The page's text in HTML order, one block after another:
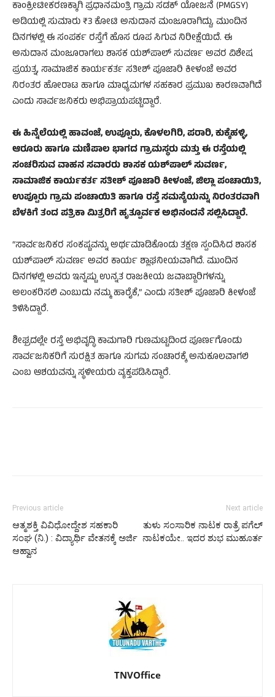
ಕಾಂಕ್ರೀಟೀಕರಣಕ್ಕಾಗಿ ಪ್ರಧಾನಮಂತ್ರಿ ಗ್ರಾಮ ಸಡಕ್ ಯೋಜನೆ (PMGSY)
ಅಡಿಯಲ್ಲಿ ಸುಮಾರು ₹3 ಕೋಟಿ ಅನುದಾನ ಮಂಜೂರಾಗಿದ್ದು, ಮುಂದಿನ
ದಿನಗಳಲ್ಲಿ ಈ ಸಂಪರ್ಕ ರಸ್ತೆಗೆ ಹೊಸ ರೂಪ ಸಿಗುವ ನಿರೀಕ್ಷೆಯಿದೆ. ಈ
ಅನುದಾನ ಮಂಜೂರಾಗಲು ಶಾಸಕ ಯಶ್‌ಪಾಲ್ ಸುವರ್ಣ ಅವರ ವಿಶೇಷ
ಪ್ರಯತ್ನ, ಸಾಮಾಜಿಕ ಕಾರ್ಯಕರ್ತ ಸತೀಶ್ ಪೂಜಾರಿ ಕೀಳಂಜೆ ಅವರ
ನಿರಂತರ ಹೋರಾಟ ಹಾಗೂ ಮಾಧ್ಯಮಗಳ ಸಹಕಾರ ಪ್ರಮುಖ ಕಾರಣವಾಗಿದೆ
ಎಂದು ಸಾರ್ವಜನಿಕರು ಅಭಿಪ್ರಾಯಪಟ್ಟಿದ್ದಾರೆ.
ಈ ಹಿನ್ನೆಲೆಯಲ್ಲಿ ಹಾವಂಜೆ, ಉಪ್ಪೂರು, ಕೊಳಲಗಿರಿ, ಪರಾರಿ, ಕುಕ್ಕೆಹಳ್ಳಿ,
ಆರೂರು ಹಾಗೂ ಮಣಿಪಾಲ ಭಾಗದ ಗ್ರಾಮಸ್ಥರು ಮತ್ತು ಈ ರಸ್ತೆಯಲ್ಲಿ
ಸಂಚರಿಸುವ ವಾಹನ ಸವಾರರು ಶಾಸಕ ಯಶ್‌ಪಾಲ್ ಸುವರ್ಣ,
ಸಾಮಾಜಿಕ ಕಾರ್ಯಕರ್ತ ಸತೀಶ್ ಪೂಜಾರಿ ಕೀಳಂಜೆ, ಜಿಲ್ಲಾ ಪಂಚಾಯಿತಿ,
ಉಪ್ಪೂರು ಗ್ರಾಮ ಪಂಚಾಯಿತಿ ಹಾಗೂ ರಸ್ತೆ ಸಮಸ್ಯೆಯನ್ನು ನಿರಂತರವಾಗಿ
ಬೆಳಕಿಗೆ ತಂದ ಪತ್ರಿಕಾ ಮಿತ್ರರಿಗೆ ಹೃತ್ಪೂರ್ವಕ ಅಭಿನಂದನೆ ಸಲ್ಲಿಸಿದ್ದಾರೆ.
“ಸಾರ್ವಜನಿಕರ ಸಂಕಷ್ಟವನ್ನು ಅರ್ಥಮಾಡಿಕೊಂಡು ತಕ್ಷಣ ಸ್ಪಂದಿಸಿದ ಶಾಸಕ
ಯಶ್‌ಪಾಲ್ ಸುವರ್ಣ ಅವರ ಕಾರ್ಯ ಶ್ಲಾಘನೀಯವಾಗಿದೆ. ಮುಂದಿನ
ದಿನಗಳಲ್ಲಿ ಅವರು ಇನ್ನಷ್ಟು ಉನ್ನತ ರಾಜಕೀಯ ಜವಾಬ್ದಾರಿಗಳನ್ನು
ಅಲಂಕರಿಸಲಿ ಎಂಬುದು ನಮ್ಮ ಹಾರೈಕೆ,” ಎಂದು ಸತೀಶ್ ಪೂಜಾರಿ ಕೀಳಂಜೆ
ತಿಳಿಸಿದ್ದಾರೆ.
ಶೀಘ್ರದಲ್ಲೇ ರಸ್ತೆ ಅಭಿವೃದ್ಧಿ ಕಾಮಗಾರಿ ಗುಣಮಟ್ಟದಿಂದ ಪೂರ್ಣಗೊಂಡು
ಸಾರ್ವಜನಿಕರಿಗೆ ಸುರಕ್ಷಿತ ಹಾಗೂ ಸುಗಮ ಸಂಚಾರಕ್ಕೆ ಅನುಕೂಲವಾಗಲಿ
ಎಂಬ ಆಶಯವನ್ನು ಸ್ಥಳೀಯರು ವ್ಯಕ್ತಪಡಿಸಿದ್ದಾರೆ.
Previous article
ಆತ್ಮಶಕ್ತಿ ವಿವಿಧೋದ್ದೇಶ ಸಹಕಾರಿ
ಸಂಘ (ನಿ.) : ವಿದ್ಯಾರ್ಥಿ ವೇತನಕ್ಕೆ ಅರ್ಜಿ
ಆಹ್ವಾನ
Next article
ತುಳು ಸಂಸಾರಿಕ ನಾಟಕ ರಾತ್ರೆ ಪಗೆಲ್
ನಾಟಕಯೇ.. ಇದರ ಶುಭ ಮುಹೂರ್ತ
TNVOffice